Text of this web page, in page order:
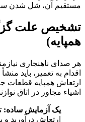
مستقیم آن، شل شدن
تشخیص علت
همپایه)
هر صدای ناهنجاری
اقدام به تعمیر، باید
اشیاء مجاور در اتاق
یک آزمایش ساده:
ارتعاش درآورید